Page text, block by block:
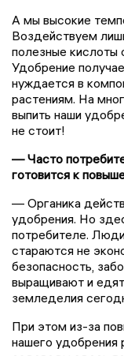
А мы высокие
Воздействуем
полезные кислоты
Удобрение
нуждается в
растениям. На
выпить наши
не стоит!
— Часто
готовится к
— Органика
удобрения. Но
потребителе.
стараются не
безопасность,
выращивают и
земледелия
При этом из-за
нашего